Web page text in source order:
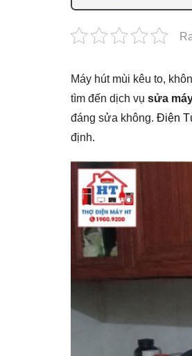
Máy hút mùi kêu to,
tìm đến dịch vụ sửa
đáng sửa không. Điện
định.